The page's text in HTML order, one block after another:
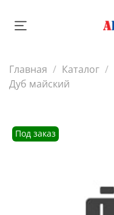
Главная Каталог
Дуб майский
Под заказ